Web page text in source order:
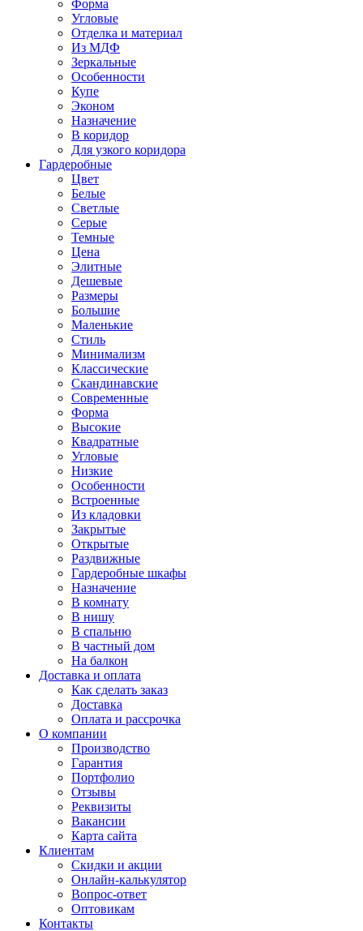
Форма
Угловые
Отделка и материал
Из МДФ
Зеркальные
Особенности
Купе
Эконом
Назначение
В коридор
Для узкого коридора
Гардеробные
Цвет
Белые
Светлые
Серые
Темные
Цена
Элитные
Дешевые
Размеры
Большие
Маленькие
Стиль
Минимализм
Классические
Скандинавские
Современные
Форма
Высокие
Квадратные
Угловые
Низкие
Особенности
Встроенные
Из кладовки
Закрытые
Открытые
Раздвижные
Гардеробные шкафы
Назначение
В комнату
В нишу
В спальню
В частный дом
На балкон
Доставка и оплата
Как сделать заказ
Доставка
Оплата и рассрочка
О компании
Производство
Гарантия
Портфолио
Отзывы
Реквизиты
Вакансии
Карта сайта
Клиентам
Скидки и акции
Онлайн-калькулятор
Вопрос-ответ
Оптовикам
Контакты